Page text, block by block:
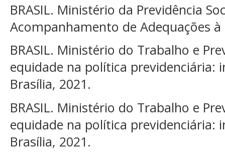
BRASIL. Ministério da Previdência
Acompanhamento de Adequações à
BRASIL. Ministério do Trabalho e
equidade na política previdenciária:
Brasília, 2021.
BRASIL. Ministério do Trabalho e
equidade na política previdenciária:
Brasília, 2021.